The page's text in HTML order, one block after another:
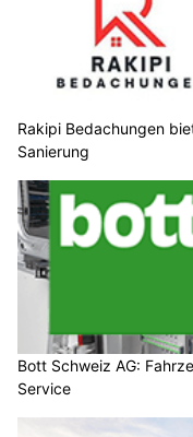
Rakipi Bedachungen
Sanierung
Bott Schweiz AG:
Service